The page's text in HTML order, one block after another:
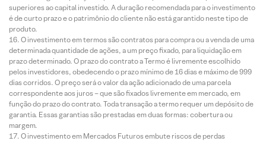
superiores ao capital investido. A duração recomendada para o investimento
é de curto prazo e o patrimônio do cliente não está garantido neste tipo de
produto.
O investimento em termos são contratos para compra ou a venda de uma
determinada quantidade de ações, a um preço fixado, para liquidação em
prazo determinado. O prazo do contrato a Termo é livremente escolhido
pelos investidores, obedecendo o prazo mínimo de 16 dias e máximo de 999
dias corridos. O preço será o valor da ação adicionado de uma parcela
correspondente aos juros – que são fixados livremente em mercado, em
função do prazo do contrato. Toda transação a termo requer um depósito de
garantia. Essas garantias são prestadas em duas formas: cobertura ou
margem.
O investimento em Mercados Futuros embute riscos de perdas